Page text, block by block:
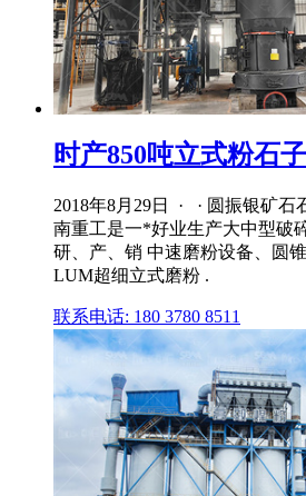
时产850吨立式粉石
2018年8月29日 · · 圆振银矿石
南重工是一*好业生产大中型破
研、产、销 中速磨粉设备、圆
LUM超细立式磨粉 .
联系电话: 180 3780 8511